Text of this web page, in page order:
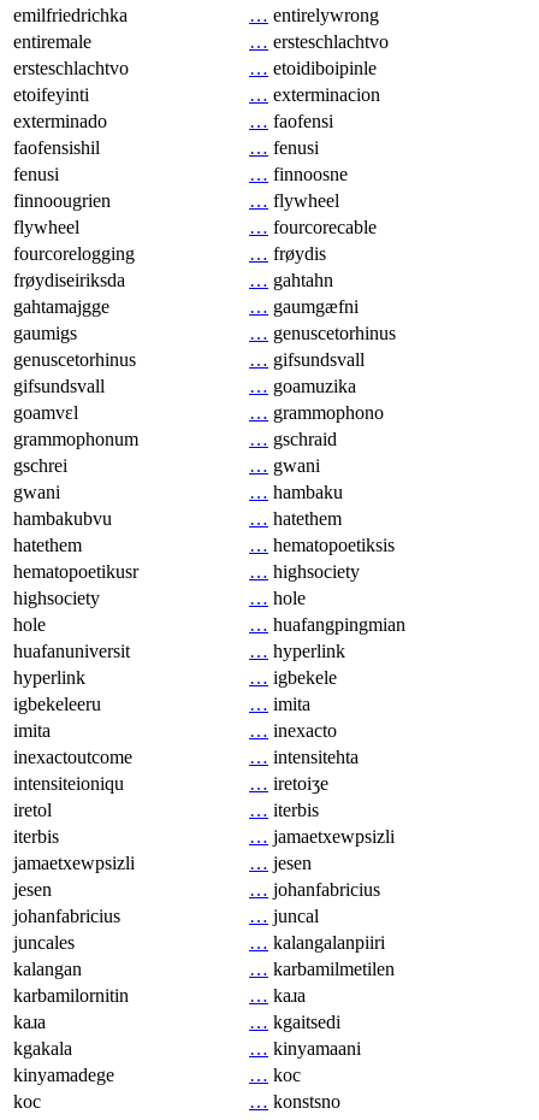
emilfriedrichka
… entirelywrong
entiremale
… ersteschlachtvo
ersteschlachtvo
… etoidiboipinle
etoifeyinti
… exterminacion
exterminado
… faofensi
faofensishil
… fenusi
fenusi
… finnoosne
finnoougrien
… flywheel
flywheel
… fourcorecable
fourcorelogging
… frøydis
frøydiseiriksda
… gahtahn
gahtamajgge
… gaumgæfni
gaumigs
… genuscetorhinus
genuscetorhinus
… gifsundsvall
gifsundsvall
… goamuzika
goamvɛl
… grammophono
grammophonum
… gschraid
gschrei
… gwani
gwani
… hambaku
hambakubvu
… hatethem
hatethem
… hematopoetiksis
hematopoetikusr
… highsociety
highsociety
… hole
hole
… huafangpingmian
huafanuniversit
… hyperlink
hyperlink
… igbekele
igbekeleeru
… imita
imita
… inexacto
inexactoutcome
… intensitehta
intensiteioniqu
… iretoiʒe
iretol
… iterbis
iterbis
… jamaetxewpsizli
jamaetxewpsizli
… jesen
jesen
… johanfabricius
johanfabricius
… juncal
juncales
… kalangalanpiiri
kalangan
… karbamilmetilen
karbamilornitin
… kaɹa
kaɹa
… kgaitsedi
kgakala
… kinyamaani
kinyamadege
… koc
koc
… konstsno